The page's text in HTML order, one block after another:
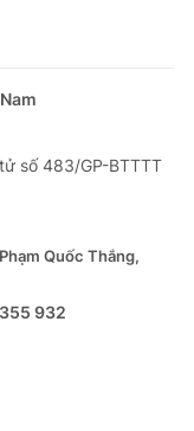
số 483/GP-BTTTT
Quốc Thắng,
932